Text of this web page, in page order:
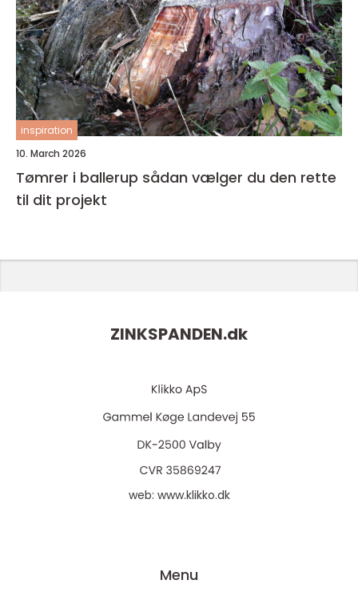
inspiration
10. March 2026
Tømrer i ballerup sådan vælger du den rette
til dit projekt
ZINKSPANDEN.dk
web: www.klikko.dk
Menu